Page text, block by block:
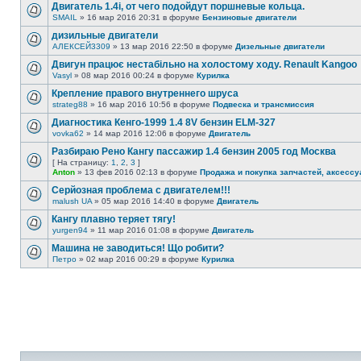
Двигатель 1.4i, от чего подойдут поршневые кольца.
SMAIL » 16 мар 2016 20:31 в форуме Бензиновые двигатели
дизильные двигатели
АЛЕКСЕЙ3309 » 13 мар 2016 22:50 в форуме Дизельные двигатели
Двигун працює нестабільно на холостому ходу. Renault Kangoo
Vasyl » 08 мар 2016 00:24 в форуме Курилка
Крепление правого внутреннего шруса
strateg88 » 16 мар 2016 10:56 в форуме Подвеска и трансмиссия
Диагностика Кенго-1999 1.4 8V бензин ELM-327
vovka62 » 14 мар 2016 12:06 в форуме Двигатель
Разбираю Рено Кангу пассажир 1.4 бензин 2005 год Москва
[ На страницу: 1 2 3 ]
Anton » 13 фев 2016 02:13 в форуме Продажа и покупка запчастей,
Серйозная проблема с двигателем!!!
malush UA » 05 мар 2016 14:40 в форуме Двигатель
Кангу плавно теряет тягу!
yurgen94 » 11 мар 2016 01:08 в форуме Двигатель
Машина не заводиться! Що робити?
Петро » 02 мар 2016 00:29 в форуме Курилка